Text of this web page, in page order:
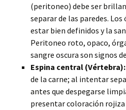
(peritoneo) debe ser
separar de las paredes.
estar bien definidos y la
Peritoneo roto, opaco,
sangre oscura son signos
Espina central (Vértebra):
de la carne; al intentar
antes que despegarse
presentar coloración